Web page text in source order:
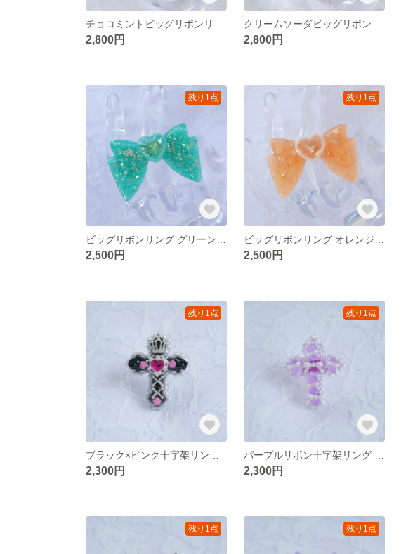
2,800円 2,800円
残り1点
2,500円
残り1点
2,500円
残り1点
2,300円
残り1点
2,300円
残り1点 残り1点